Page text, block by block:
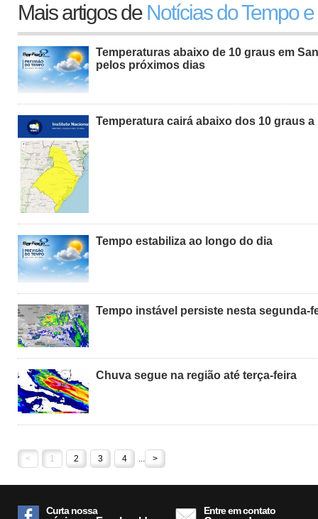
Mais artigos de Notícias do Tempo
Temperaturas abaixo de 10 graus em
pelos próximos dias
Temperatura cairá abaixo dos 10 graus
Tempo estabiliza ao longo do dia
Tempo instável persiste nesta segunda-
Chuva segue na região até terça-feira
< 1 2 3 4 ... >
Curta nossa Entre em contato